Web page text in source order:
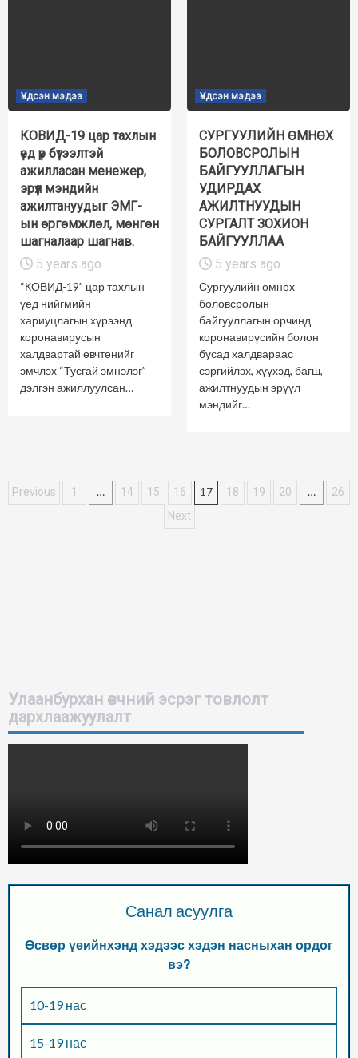
Үндсэн мэдээ
КОВИД-19 цар тахлын
үед үр бүтээлтэй
ажилласан менежер,
эрүүл мэндийн
ажилтануудыг ЭМГ-
ын өргөмжлөл, мөнгөн
шагналаар шагнав.
5 years ago
“КОВИД-19” цар тахлын
үед нийгмийн
хариуцлагын хүрээнд
коронавирусын
халдвартай өвчтөнийг
эмчлэх “Тусгай эмнэлэг”
дэлгэн ажиллуулсан…
Үндсэн мэдээ
СУРГУУЛИЙН ӨМНӨХ
БОЛОВСРОЛЫН
БАЙГУУЛЛАГЫН
УДИРДАХ
АЖИЛТНУУДЫН
СУРГАЛТ ЗОХИОН
БАЙГУУЛЛАА
5 years ago
Сургуулийн өмнөх
боловсролын
байгууллагын орчинд
коронавирүсийн болон
бусад халдвараас
сэргийлэх, хүүхэд, багш,
ажилтнуудын эрүүл
мэндийг…
Posts
navigation
Previous 1 … 14 15 16 17 18 19 20 …
26
Next
Улаанбурхан өвчний эсрэг товлолт
дархлаажуулалт
Санал асуулга
Өсвөр үеийнхэнд хэдээс хэдэн насныхан ордог
вэ?
10-19 нас
15-19 нас